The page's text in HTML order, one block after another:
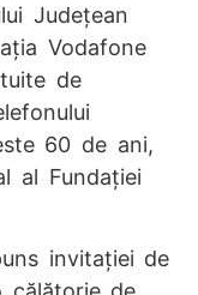
Judeţean
Vodafone
de
60 de ani,
al Fundaţiei
invitaţiei de